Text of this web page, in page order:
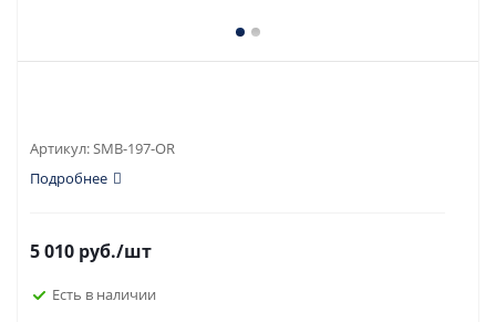
Артикул:SMB-197-OR
Подробнее
5 010 руб./шт
Есть в наличии